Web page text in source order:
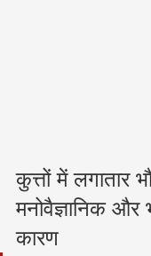
कुत्तों में लगातार
मनोवैज्ञानिक और
कारण